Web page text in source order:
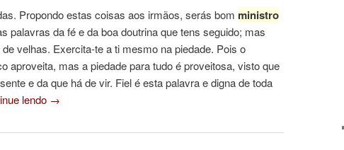
Propondo estas coisas aos irmãos, serás bom ministro
palavras da fé e da boa doutrina que tens seguido; mas
velhas. Exercita-te a ti mesmo na piedade. Pois o
aproveita, mas a piedade para tudo é proveitosa, visto que
e da que há de vir. Fiel é esta palavra e digna de toda
lendo →